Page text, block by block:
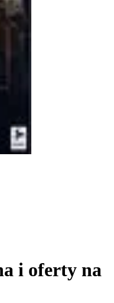
i oferty na